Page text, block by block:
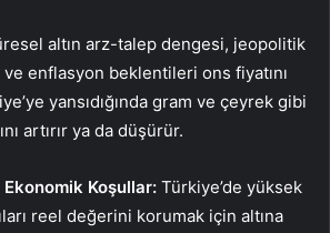
altın arz-talep dengesi, jeopolitik
enflasyon beklentileri ons fiyatını
yansıdığında gram ve çeyrek gibi
artırır ya da düşürür.
Koşullar: Türkiye’de yüksek
reel değerini korumak için altına